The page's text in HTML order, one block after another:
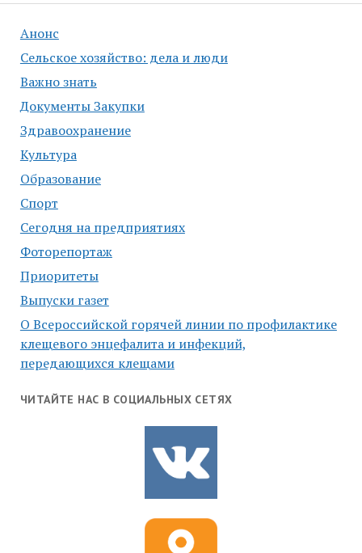
Анонс
Сельское хозяйство: дела и люди
Важно знать
Документы Закупки
Здравоохранение
Культура
Образование
Спорт
Сегодня на предприятиях
Фоторепортаж
Приоритеты
Выпуски газет
О Всероссийской горячей линии по профилактике
клещевого энцефалита и инфекций,
передающихся клещами
ЧИТАЙТЕ НАС В СОЦИАЛЬНЫХ СЕТЯХ